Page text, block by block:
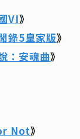
VI》
錄5皇家版》
：安魂曲》
Not》